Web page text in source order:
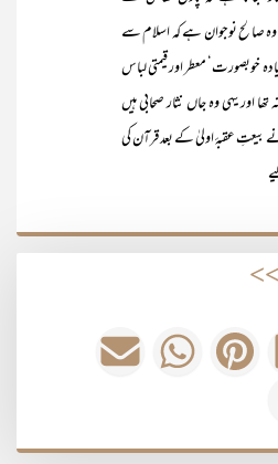
صالح نوجوان ہے کہ اسلام سے
خوبصورت‘ معطر اور قیمتی لباس
تھا اور یہی وہ جاں نثار صحابی ہیں
عقبۂ اولیٰ کے بعد قرآن کی